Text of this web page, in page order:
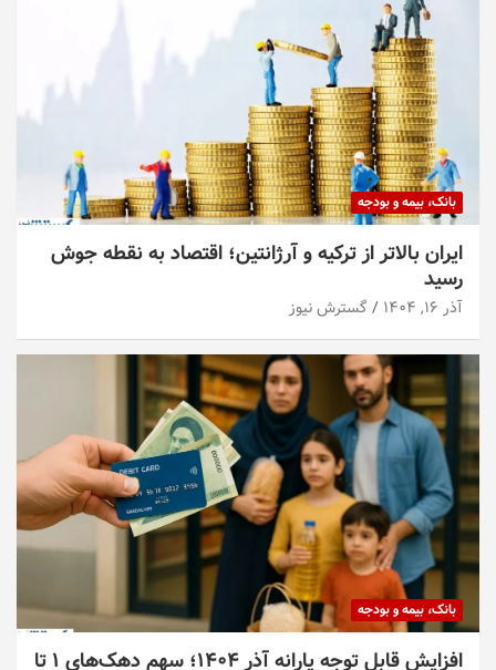
بانک، بیمه و بودجه
ایران بالاتر از ترکیه و آرژانتین؛ اقتصاد به نقطه جوش
رسید
آذر ۱۶, ۱۴۰۴ گسترش نیوز
بانک، بیمه و بودجه
افزایش قابل توجه یارانه آذر ۱۴۰۴؛ سهم دهک‌های ۱ تا